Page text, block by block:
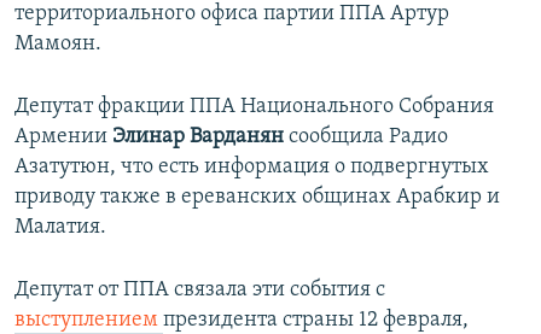
территориального офиса партии ППА Артур
Мамоян.
Депутат фракции ППА Национального Собрания
Армении Элинар Варданян сообщила Радио
Азатутюн, что есть информация о подвергнутых
приводу также в ереванских общинах Арабкир и
Малатия.
Депутат от ППА связала эти события с
выступлением президента страны 12 февраля,